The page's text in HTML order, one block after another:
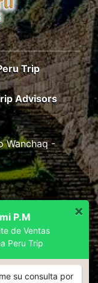
Trip
Advisors
Wanchaq -
P.M
de Ventas
Peru Trip
×
su consulta por